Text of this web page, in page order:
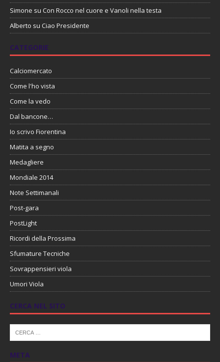
Simone su Con Rocco nel cuore e Vanoli nella testa
Alberto su Ciao Presidente
CATEGORIE
Calciomercato
Come l'ho vista
Come la vedo
Dal bancone…
Io scrivo Fiorentina
Matita a segno
Medagliere
Mondiale 2014
Note Settimanali
Post-gara
PostLight
Ricordi della Prossima
Sfumature Tecniche
Sovrappensieri viola
Umori Viola
CERCA NEL SITO
META